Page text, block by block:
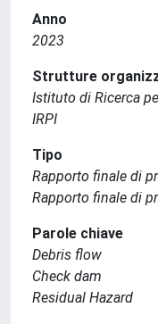
Anno
2023
Strutture
Istituto di Ricerca
IRPI
Tipo
Rapporto finale di
Rapporto finale di
Parole chiave
Debris flow
Check dam
Residual Hazard